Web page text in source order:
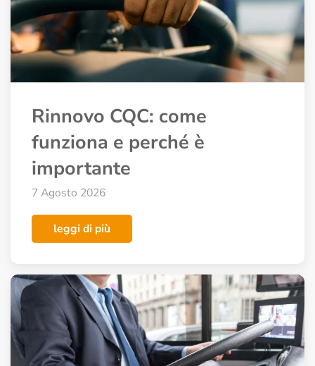
Rinnovo CQC: come
funziona e perché è
importante
7 Agosto 2026
leggi di più